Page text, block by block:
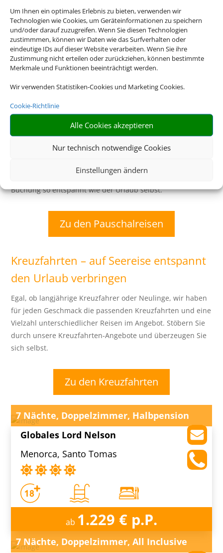
Um Ihnen ein optimales Erlebnis zu bieten, verwenden wir
Technologien wie Cookies, um Geräteinformationen zu speichern
und/oder darauf zuzugreifen. Wenn Sie diesen Technologien
zustimmmen, können wir Daten wie das Surfverhalten oder
eindeutige IDs auf dieser Website verarbeiten. Wenn Sie ihre
Zustimmung nicht erteilen oder zurückziehen, können bestimmte
Merkmale und Funktionen beeinträchtigt werden.
Wir verwenden Statistiken-Cookies und Marketing Cookies.
Cookie-Richtlinie
Alle Cookies akzeptieren
Nur technisch notwendige Cookies
Einstellungen ändern
Bayern
Flugtickets und Hotelzimmer sind bei unseren
Pauschalreise-Angeboten bereits inbegriffen. Statt also
verschiedene Einzelbausteine suchen und buchen zu
müssen, können Sie Ihren Urlaub ganz entspannt im
Paket buchen. Auch Zusatzleistungen, wie der Transfer
vom Flughafen sind häufig enthalten. Damit wird die
Buchung so entspannt wie der Urlaub selbst.
Zu den Pauschalreisen
Kreuzfahrten – auf Seereise entspannt
den Urlaub verbringen
Egal, ob langjährige Kreuzfahrer oder Neulinge, wir haben
für jeden Geschmack die passenden Kreuzfahrten und eine
Vielzahl unterschiedlicher Reisen im Angebot. Stöbern Sie
durch unsere Kreuzfahrten-Angebote und überzeugen Sie
sich selbst.
Zu den Kreuzfahrten
7 Nächte, Doppelzimmer, Halbpension
Globales Lord Nelson
Menorca, Santo Tomas
ab 1.229 € p.P.
7 Nächte, Doppelzimmer, All Inclusive